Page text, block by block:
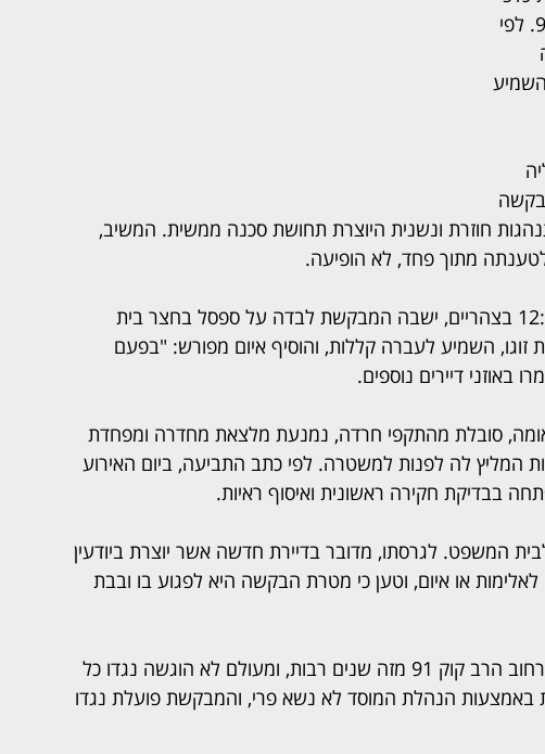
דייר אחר בבית האבות שברחוב הרב קוק 91. לפי
חוזרת ונשנית היוצרת תחושת סכנה ממשית. המשיב,
לטענתה מתוך פחד, לא הופיעה.
לפי כתב התביעה, ביום 22 ביולי בשעה 12:30 בצהריים, ישבה המבקשת לבדה על ספסל בחצר בית
השמיע לעברה קללות, והוסיף איום מפורש: "בפעם
באוזני דיירים נוספים.
סובלת מהתקפי חרדה, נמנעת מלצאת מחדרה ומפחדת
המליץ לה לפנות למשטרה. לפי כתב התביעה, ביום האירוע
בבדיקת חקירה ראשונית ואיסוף ראיות.
המשפט. לגרסתו, מדובר בדיירת חדשה אשר יוצרת ביודעין
או איום, וטען כי מטרת הבקשה היא לפגוע בו ובבת
לפי תגובת המשיב, הוא מתגורר במוסד שברחוב הרב קוק 91 מזה שנים רבות, ומעולם לא הוגשה נגדו כל
באמצעות הנהלת המוסד לא נשא פרי, והמבקשת פועלת נגדו